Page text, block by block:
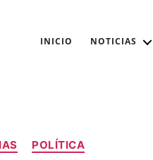
INICIO NOTICIAS
POLÍTICA